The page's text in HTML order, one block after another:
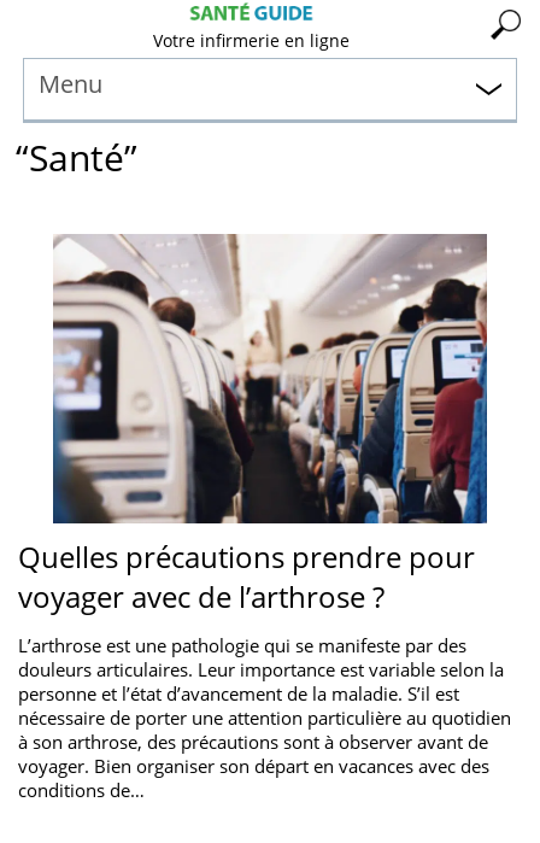
Votre infirmerie en ligne
Menu
“Santé”
Quelles précautions prendre pour
voyager avec de l’arthrose ?
L’arthrose est une pathologie qui se manifeste par des
douleurs articulaires. Leur importance est variable selon la
personne et l’état d’avancement de la maladie. S’il est
nécessaire de porter une attention particulière au quotidien
à son arthrose, des précautions sont à observer avant de
voyager. Bien organiser son départ en vacances avec des
conditions de…